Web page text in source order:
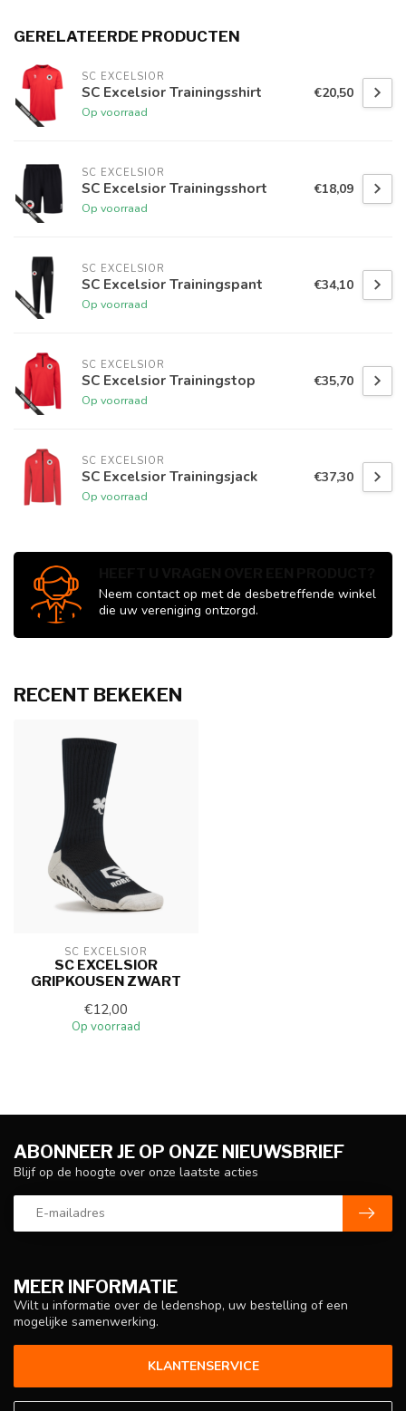
GERELATEERDE PRODUCTEN
SC EXCELSIOR
SC Excelsior Trainingsshirt
Op voorraad
€20,50
SC EXCELSIOR
SC Excelsior Trainingsshort
Op voorraad
€18,09
SC EXCELSIOR
SC Excelsior Trainingspant
Op voorraad
€34,10
SC EXCELSIOR
SC Excelsior Trainingstop
Op voorraad
€35,70
SC EXCELSIOR
SC Excelsior Trainingsjack
Op voorraad
€37,30
Neem contact op met de desbetreffende winkel
die uw vereniging ontzorgd.
RECENT BEKEKEN
SC EXCELSIOR
SC EXCELSIOR
GRIPKOUSEN ZWART
€12,00
Op voorraad
MEER INFORMATIE
Wilt u informatie over de ledenshop, uw bestelling of een
mogelijke samenwerking.
KLANTENSERVICE
ABONNEER JE OP ONZE NIEUWSBRIEF
Blijf op de hoogte over onze laatste acties